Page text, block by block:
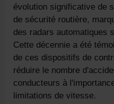
évolution significative de
de sécurité routière,
des radars automatiques
Cette décennie a été
de ces dispositifs de
réduire le nombre
conducteurs à
limitations de vitesse.